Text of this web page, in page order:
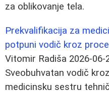
za oblikovanje tela.
Prekvalifikacija za
potpuni vodič kroz
Vitomir Radiša 2026-06-
Sveobuhvatan vodič
medicinsku sestru